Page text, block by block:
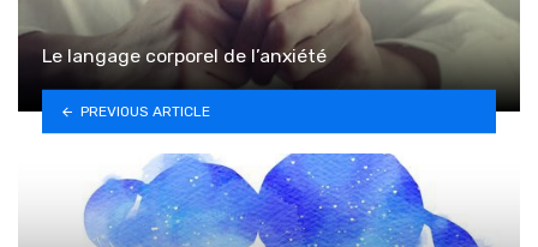
Le langage corporel de l’anxiété
PREVIOUS ARTICLE